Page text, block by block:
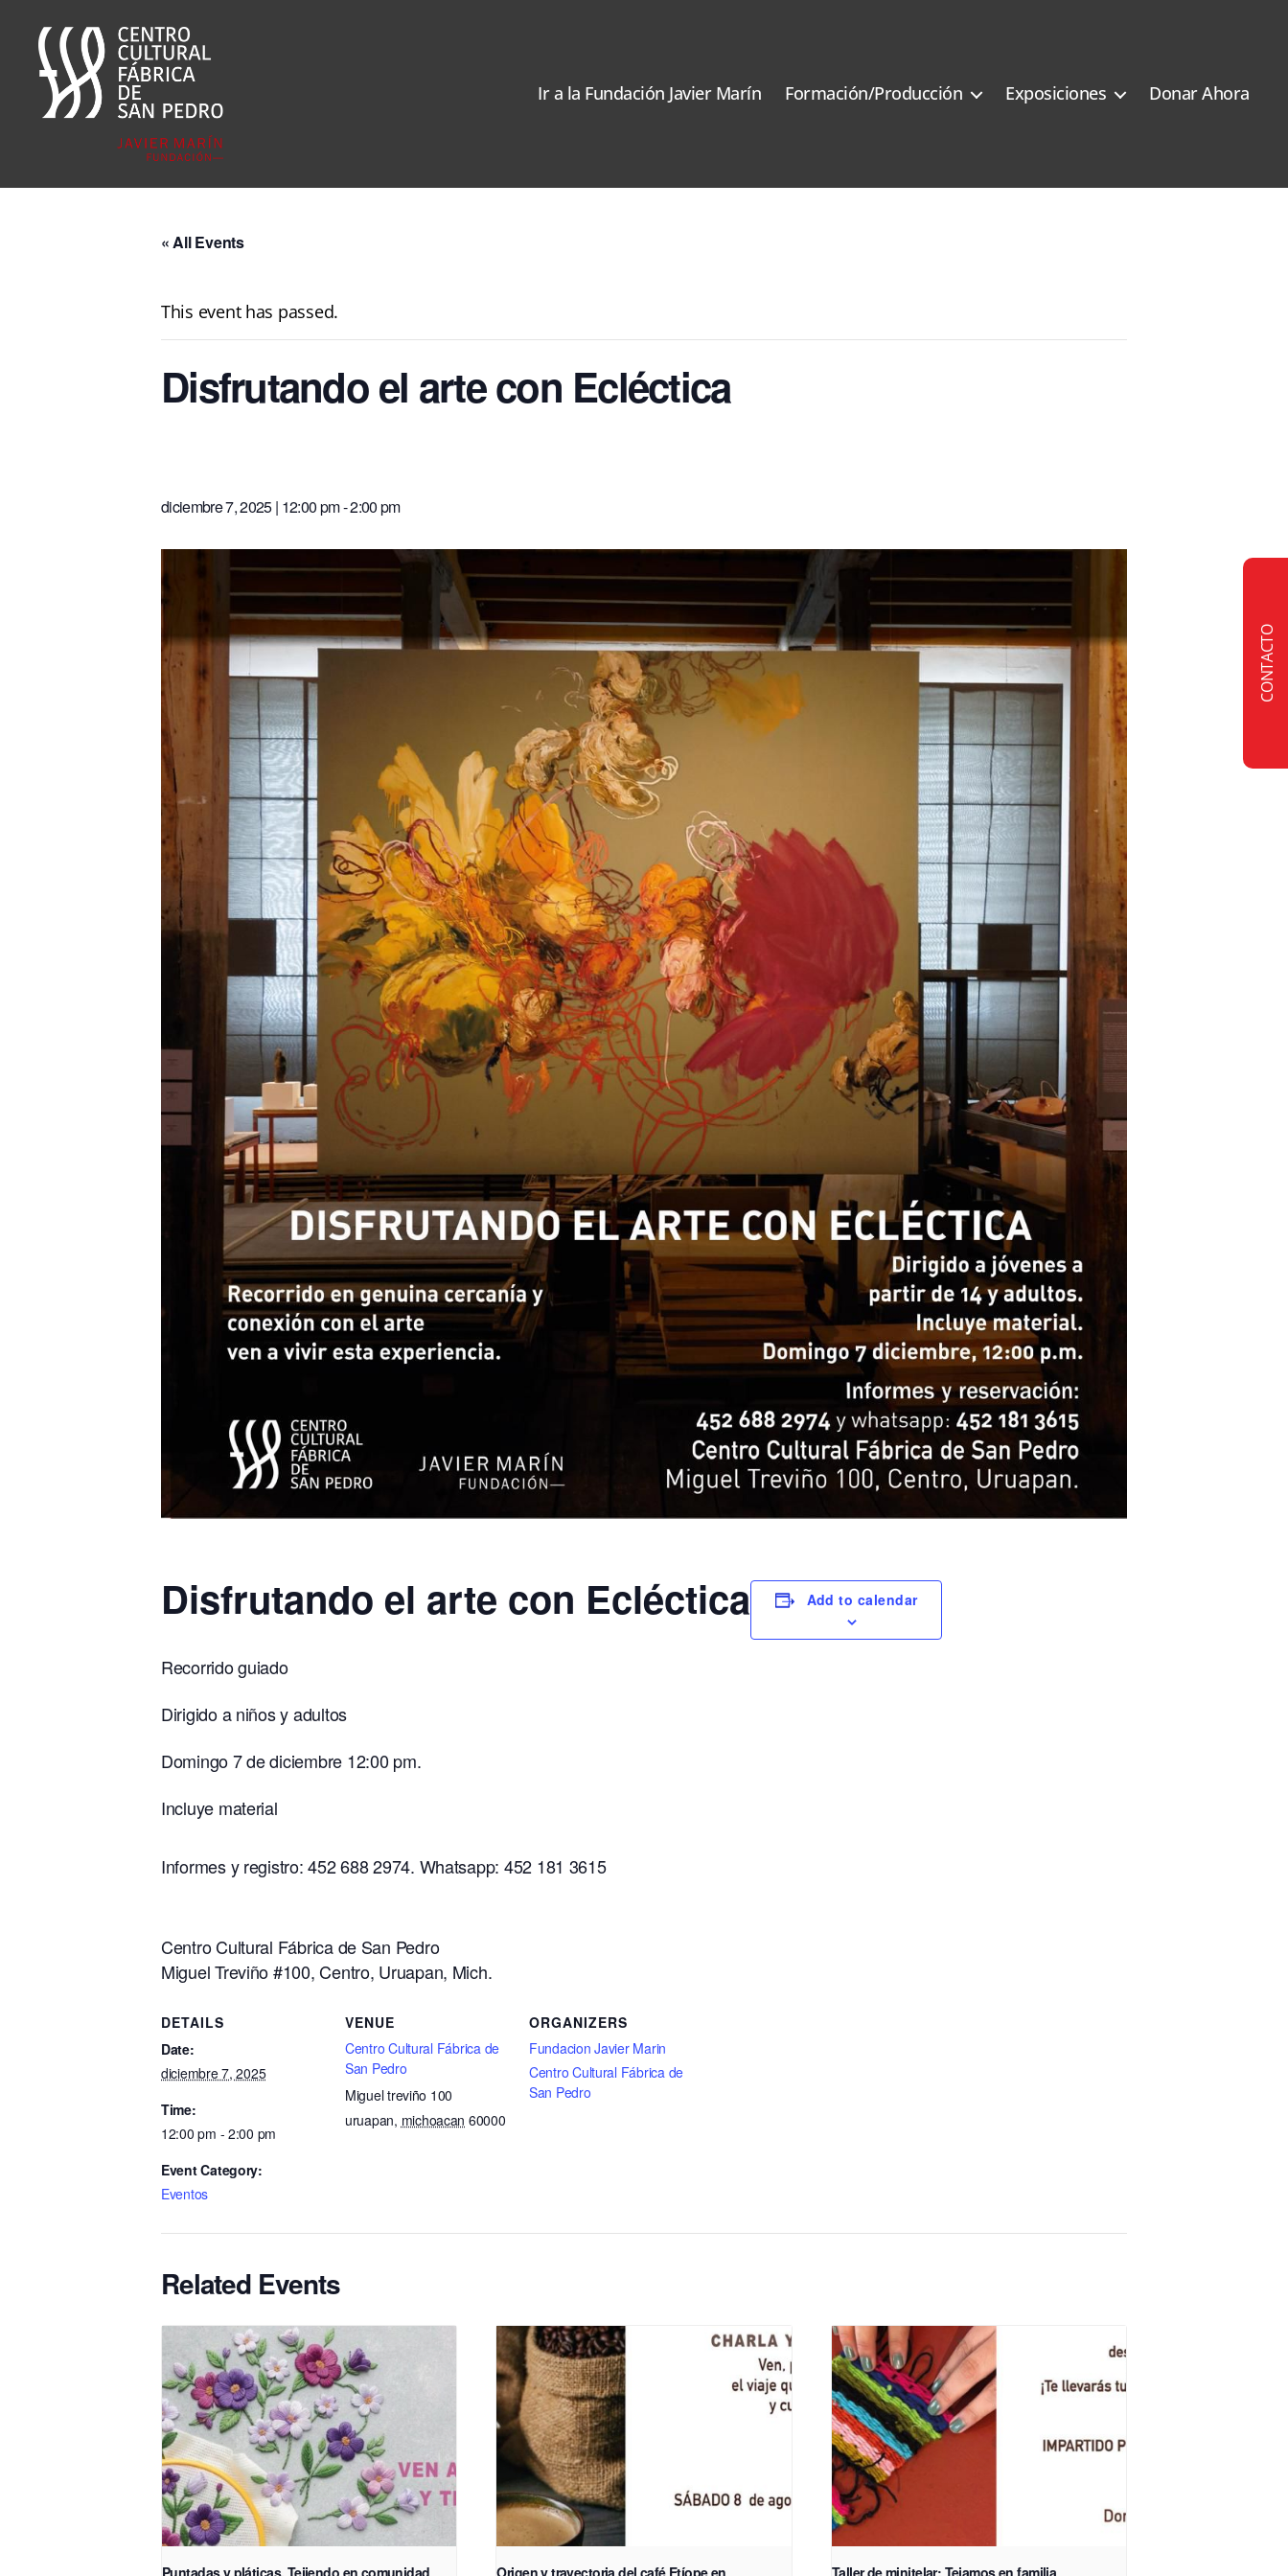
San
Ir a la Fundación Javier Marín Formación/Producción Exposiciones Donar Ahora
« All Events
This event has passed.
Disfrutando el arte con Ecléctica
diciembre 7, 2025 | 12:00 pm-2:00 pm
Disfrutando el arte con Ecléctica
Recorrido guiado
Dirigido a niños y adultos
Domingo 7 de diciembre 12:00 pm.
Incluye material
Informes y registro: 452 688 2974. Whatsapp: 452 181 3615
Centro Cultural Fábrica de San Pedro
Miguel Treviño #100, Centro, Uruapan, Mich.
Add to calendar
DETAILS
Date:
diciembre 7, 2025
Time:
12:00 pm - 2:00 pm
Event Category:
Eventos
VENUE
Centro Cultural Fábrica de
San Pedro
Miguel treviño 100
uruapan, michoacan 60000
ORGANIZERS
Fundacion Javier Marin
Centro Cultural Fábrica de
San Pedro
Related Events
CONTACTO